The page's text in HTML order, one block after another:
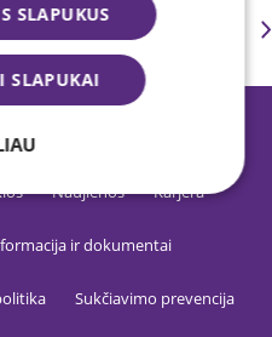
185 186
ataskaitos
Naujienos Karjera
ir dokumentai
Sukčiavimo prevencija
SLAPUKUS
SLAPUKAI
Reklamos